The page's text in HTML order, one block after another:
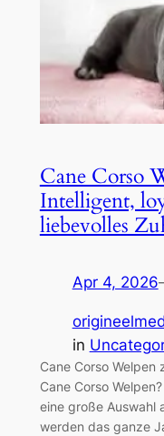
Cane Corso
Intelligent,
liebevolles
Apr 4, 2026
in
Cane Corso
Cane Corso
eine große Auswahl
werden das ganze